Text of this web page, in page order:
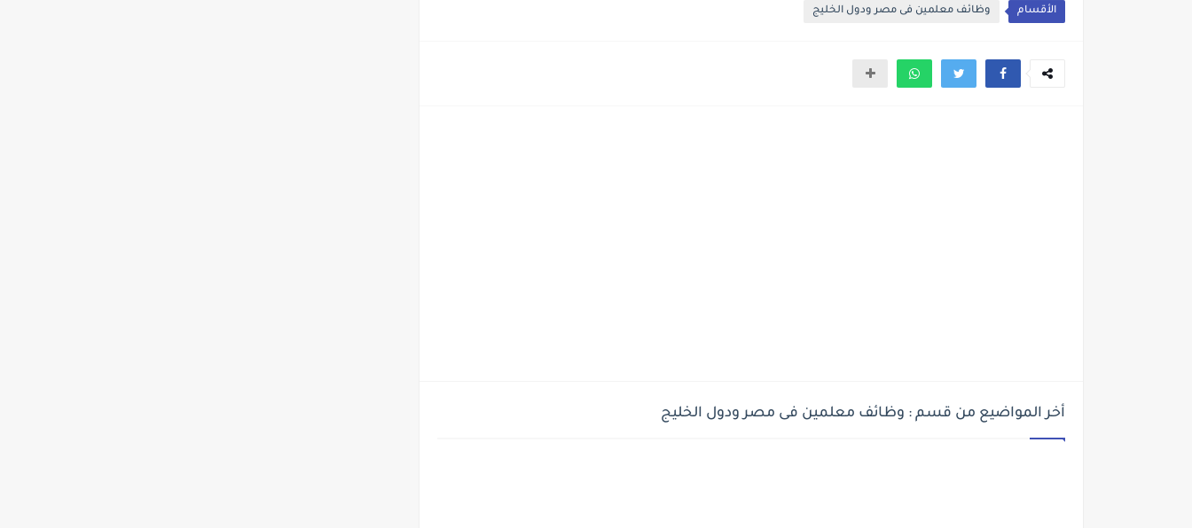
الأقسام وظائف معلمين فى مصر ودول الخليج
أخر المواضيع من قسم : وظائف معلمين فى مصر ودول الخليج